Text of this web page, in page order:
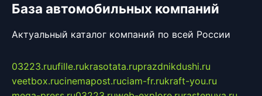
База автомобильных компаний
Актуальный каталог компаний по всей России
03223.ruufille.rukrasotata.ruprazdnikdushi.ru
veetbox.rucinemapost.ruciam-fr.rukraft-you.ru